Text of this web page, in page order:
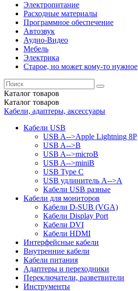
Электропитание
Расходные материалы
Программное обеспечение
Автозвук
Аудио-Видео
Мебель
Электрика
Старое, но может кому-то нужное
Каталог товаров
Каталог товаров
Кабели, адаптеры, аксессуары
Кабели USB
USB A-->Apple Lightning 8P
USB A-->B
USB A-->microB
USB A-->miniB
USB Type C
USB удлинитель A-->A
Кабели USB разные
Кабели для мониторов
Кабели D-SUB (VGA)
Кабели Display Port
Кабели DVI
Кабели HDMI
Интерфейсные кабели
Внутренние кабели
Кабели питания
Адаптеры и переходники
Переключатели, разветвители
Инструменты